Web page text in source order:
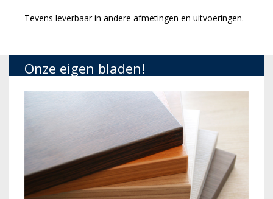
Tevens leverbaar in andere afmetingen en uitvoeringen.
Onze eigen bladen!